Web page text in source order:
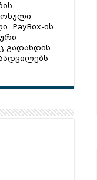
PayBox-ის